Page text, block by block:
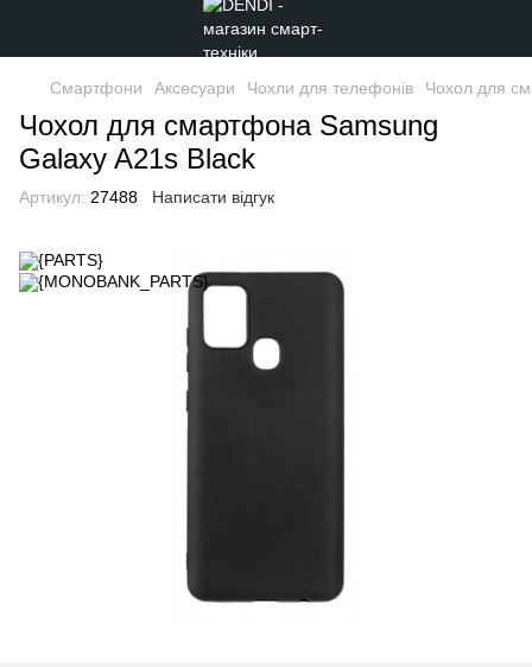
Смартфони Аксесуари Чохли для телефонів Чoхол для
Чoхол для смартфона Samsung
Galaxy A21s Black
Артикул: 27488 Написати відгук